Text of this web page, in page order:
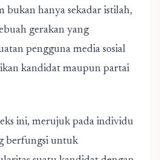
bukan hanya sekadar istilah,
gerakan yang
pengguna media sosial
kandidat maupun partai
ini, merujuk pada individu
berfungsi untuk